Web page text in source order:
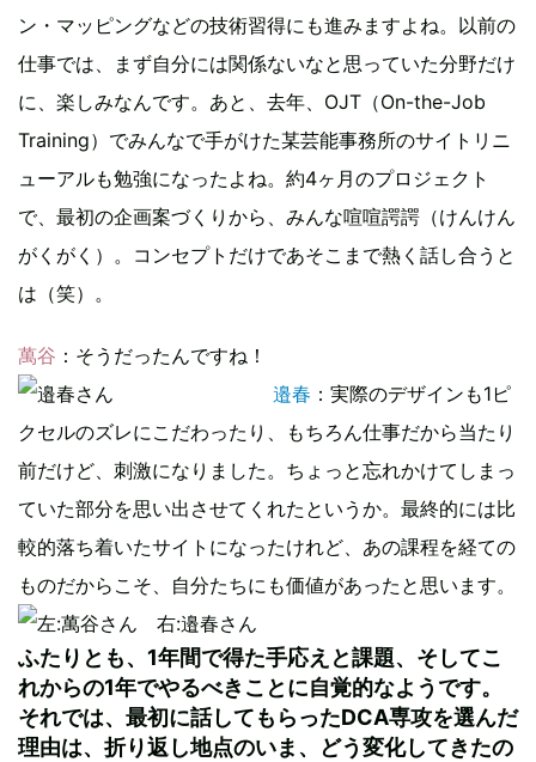
ン・マッピングなどの技術習得にも進みますよね。以前の
仕事では、まず自分には関係ないなと思っていた分野だけ
に、楽しみなんです。あと、去年、OJT（On-the-Job
Training）でみんなで手がけた某芸能事務所のサイトリニ
ューアルも勉強になったよね。約4ヶ月のプロジェクト
で、最初の企画案づくりから、みんな喧喧諤諤（けんけん
がくがく）。コンセプトだけであそこまで熱く話し合うと
は（笑）。
萬谷 ：そうだったんですね！
邉春 ：実際のデザインも1ピ
クセルのズレにこだわったり、もちろん仕事だから当たり
前だけど、刺激になりました。ちょっと忘れかけてしまっ
ていた部分を思い出させてくれたというか。最終的には比
較的落ち着いたサイトになったけれど、あの課程を経ての
ものだからこそ、自分たちにも価値があったと思います。
ふたりとも、1年間で得た手応えと課題、そしてこ
れからの1年でやるべきことに自覚的なようです。
それでは、最初に話してもらったDCA専攻を選んだ
理由は、折り返し地点のいま、どう変化してきたの